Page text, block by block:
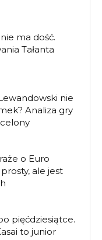
ma dość.
Tałanta
nie
Analiza gry
o Euro
ale jest
pięćdziesiątce.
to junior